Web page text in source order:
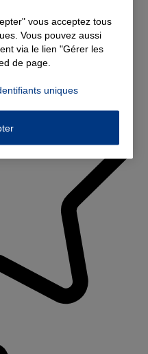
vous acceptez tous
Vous pouvez aussi
via le lien "Gérer les
de page.
uniques